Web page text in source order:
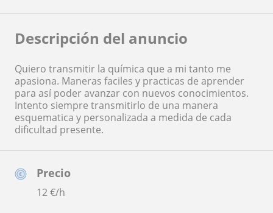
Precio
12€/h
Descripción del anuncio
Quiero transmitir la química que a mi tanto me
apasiona. Maneras faciles y practicas de aprender
para así poder avanzar con nuevos conocimientos.
Intento siempre transmitirlo de una manera
esquematica y personalizada a medida de cada
dificultad presente.